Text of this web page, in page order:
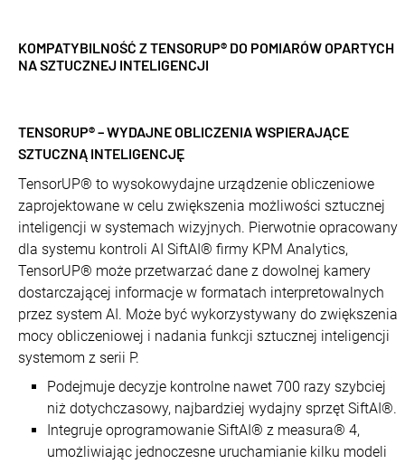
KOMPATYBILNOŚĆ Z TENSORUP® DO POMIARÓW OPARTYCH
NA SZTUCZNEJ INTELIGENCJI
TENSORUP® – WYDAJNE OBLICZENIA WSPIERAJĄCE
SZTUCZNĄ INTELIGENCJĘ
TensorUP® to wysokowydajne urządzenie obliczeniowe
zaprojektowane w celu zwiększenia możliwości sztucznej
inteligencji w systemach wizyjnych. Pierwotnie opracowany
dla systemu kontroli AI SiftAI® firmy KPM Analytics,
TensorUP® może przetwarzać dane z dowolnej kamery
dostarczającej informacje w formatach interpretowalnych
przez system AI. Może być wykorzystywany do zwiększenia
mocy obliczeniowej i nadania funkcji sztucznej inteligencji
systemom z serii P.
Podejmuje decyzje kontrolne nawet 700 razy szybciej
niż dotychczasowy, najbardziej wydajny sprzęt SiftAI®.
Integruje oprogramowanie SiftAI® z measura® 4,
umożliwiając jednoczesne uruchamianie kilku modeli